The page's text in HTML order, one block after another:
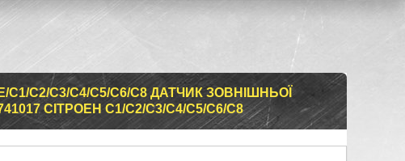
C1/C2/C3/C4/C5/C6/C8 ДАТЧИК ЗОВНІШНЬОЇ
СІТРОЕН С1/С2/С3/С4/С5/С6/С8